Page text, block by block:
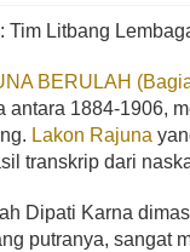
Tim Litbang
BERULAH
antara 1884-1906,
Lakon Rajuna
transkrip dari
Dipati Karna
putranya, sangat